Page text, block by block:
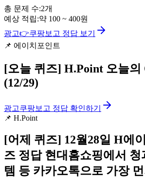
총 문제 수:2개
예상 적립:약 100 ~ 400원
광고👉쿠팡보고 정답 보기
📌 에이치포인트
[오늘 퀴즈] H.Point 오늘
(12/29)
광고쿠팡보고 정답 확인하기
📌 H.Point
[어제 퀴즈] 12월28일 H에
즈 정답 현대홈쇼핑에서 청
템 등 카카오톡으로 가장